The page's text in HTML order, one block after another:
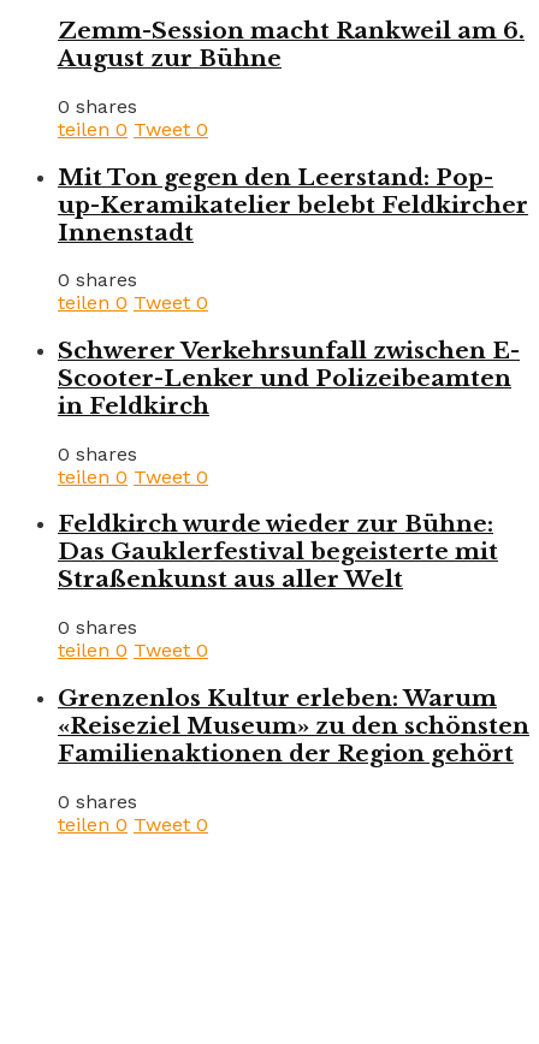
Zemm-Session macht Rankweil am 6.
August zur Bühne
0 shares
teilen 0 Tweet 0
Mit Ton gegen den Leerstand: Pop-
up-Keramikatelier belebt Feldkircher
Innenstadt
0 shares
teilen 0 Tweet 0
Schwerer Verkehrsunfall zwischen E-
Scooter-Lenker und Polizeibeamten
in Feldkirch
0 shares
teilen 0 Tweet 0
Feldkirch wurde wieder zur Bühne:
Das Gauklerfestival begeisterte mit
Straßenkunst aus aller Welt
0 shares
teilen 0 Tweet 0
Grenzenlos Kultur erleben: Warum
«Reiseziel Museum» zu den schönsten
Familienaktionen der Region gehört
0 shares
teilen 0 Tweet 0